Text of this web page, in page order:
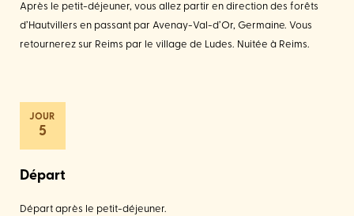
Après le petit-déjeuner, vous allez partir en direction des forêts
d’Hautvillers en passant par Avenay-Val-d’Or, Germaine. Vous
retournerez sur Reims par le village de Ludes. Nuitée à Reims.
5
Départ
Départ après le petit-déjeuner.